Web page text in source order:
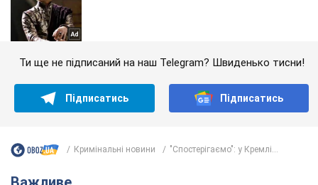
Ти ще не підписаний на наш Telegram? Швиденько тисни!
Підписатись Підписатись
Кримінальні новини "Спостерігаємо": у Кремлі...